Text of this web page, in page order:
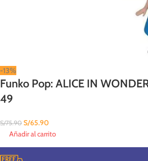
-13%
Funko Pop: ALICE IN
49
S/75.90 S/65.90
Añadir al carrito